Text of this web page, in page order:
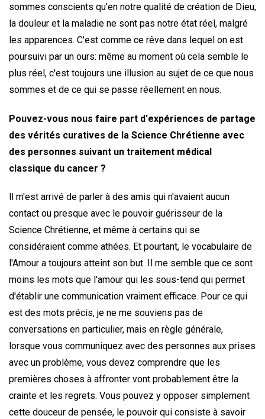
sommes conscients qu'en notre qualité de création de Dieu,
la douleur et la maladie ne sont pas notre état réel, malgré
les apparences. C'est comme ce rêve dans lequel on est
poursuivi par un ours: même au moment où cela semble le
plus réel, c'est toujours une illusion au sujet de ce que nous
sommes et de ce qui se passe réellement en nous.
Pouvez-vous nous faire part d'expériences de partage
des vérités curatives de la Science Chrétienne avec
des personnes suivant un traitement médical
classique du cancer ?
ll m'est arrivé de parler à des amis qui n'avaient aucun
contact ou presque avec le pouvoir guérisseur de la
Science Chrétienne, et même à certains qui se
considéraient comme athées. Et pourtant, le vocabulaire de
l'Amour a toujours atteint son but. Il me semble que ce sont
moins les mots que l'amour qui les sous-tend qui permet
d'établir une communication vraiment efficace. Pour ce qui
est des mots précis, je ne me souviens pas de
conversations en particulier, mais en règle générale,
lorsque vous communiquez avec des personnes aux prises
avec un problème, vous devez comprendre que les
premières choses à affronter vont probablement être la
crainte et les regrets. Vous pouvez y opposer simplement
cette douceur de pensée, le pouvoir qui consiste à savoir